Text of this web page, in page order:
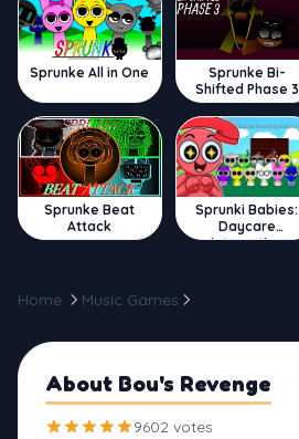
Sprunke All in One
Sprunke Bi-
Shifted Phase 3
Sprunke Beat
Attack
Sprunki Babies:
Daycare
Interactive
Home Music Games
About Bou's Revenge
9602 votes